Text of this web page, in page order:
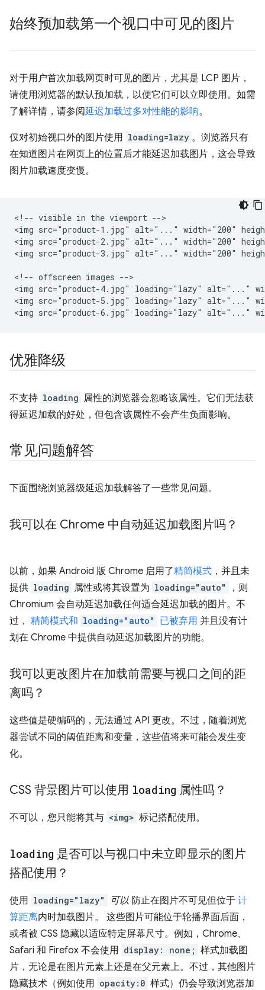
始终预加载第一个视口中可见的图片
对于用户首次加载网页时可见的图片，尤其是 LCP 图片，
请使用浏览器的默认预加载，以便它们可以立即使用。如需
了解详情，请参阅延迟加载过多对性能的影响。
仅对初始视口外的图片使用 loading=lazy 。浏览器只有
在知道图片在网页上的位置后才能延迟加载图片，这会导致
图片加载速度变慢。
<!-- visible in the viewport -->
<img src="product-1.jpg" alt="..." width="200"
<img src="product-2.jpg" alt="..." width="200"
<img src="product-3.jpg" alt="..." width="200"
<!-- offscreen images -->
<img src="product-4.jpg" loading="lazy" alt="..."
<img src="product-5.jpg" loading="lazy" alt="..."
优雅降级
不支持 loading 属性的浏览器会忽略该属性。它们无法获
得延迟加载的好处，但包含该属性不会产生负面影响。
常见问题解答
下面围绕浏览器级延迟加载解答了一些常见问题。
我可以在 Chrome 中自动延迟加载图片吗？
以前，如果 Android 版 Chrome 启用了精简模式 ，并且未
提供 loading 属性或将其设置为 loading="auto"
，则
Chromium 会自动延迟加载任何适合延迟加载的图片。不
过， 精简模式和 loading="auto" 已被弃用 并且没有计
划在 Chrome 中提供自动延迟加载图片的功能。
我可以更改图片在加载前需要与视口之间的距
离吗？
这些值是硬编码的，无法通过 API 更改。不过，随着浏览
器尝试不同的阈值距离和变量，这些值将来可能会发生变
化。
CSS 背景图片可以使用 loading 属性吗？
不可以，您只能将其与 <img> 标记搭配使用。
loading 是否可以与视口中未立即显示的图片
搭配使用？
使用 loading="lazy" 可以 防止在图片不可见但位于 计
算距离内时加载图片。 这些图片可能位于轮播界面后面，
或者被 CSS 隐藏以适应特定屏幕尺寸。例如，Chrome、
Safari 和 Firefox 不会使用 display: none; 样式加载图
片，无论是在图片元素上还是在父元素上。不过，其他图片
隐藏技术（例如使用 opacity:0 样式）仍会导致浏览器加